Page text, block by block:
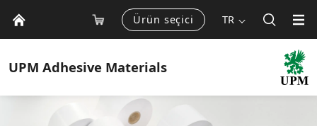
Ürün seçici TR
UPM Adhesive Materials